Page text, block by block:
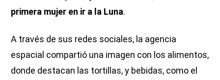
primera mujer en ir a la Luna.
A través de sus redes sociales, la agencia
espacial compartió una imagen con los alimentos,
donde destacan las tortillas, y bebidas, como el